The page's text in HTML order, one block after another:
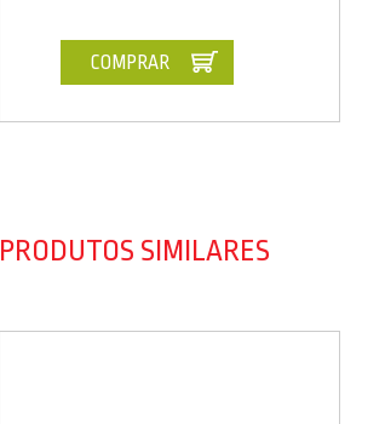
COMPRAR
PRODUTOS SIMILARES